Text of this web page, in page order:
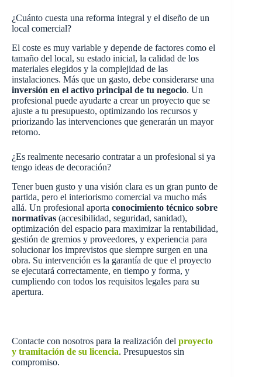
¿Cuánto cuesta una reforma integral y el diseño de un
local comercial?
El coste es muy variable y depende de factores como el
tamaño del local, su estado inicial, la calidad de los
materiales elegidos y la complejidad de las
instalaciones. Más que un gasto, debe considerarse una
inversión en el activo principal de tu negocio. Un
profesional puede ayudarte a crear un proyecto que se
ajuste a tu presupuesto, optimizando los recursos y
priorizando las intervenciones que generarán un mayor
retorno.
¿Es realmente necesario contratar a un profesional si ya
tengo ideas de decoración?
Tener buen gusto y una visión clara es un gran punto de
partida, pero el interiorismo comercial va mucho más
allá. Un profesional aporta conocimiento técnico sobre
normativas (accesibilidad, seguridad, sanidad),
optimización del espacio para maximizar la rentabilidad,
gestión de gremios y proveedores, y experiencia para
solucionar los imprevistos que siempre surgen en una
obra. Su intervención es la garantía de que el proyecto
se ejecutará correctamente, en tiempo y forma, y
cumpliendo con todos los requisitos legales para su
apertura.
Contacte con nosotros para la realización del proyecto
y tramitación de su licencia. Presupuestos sin
compromiso.